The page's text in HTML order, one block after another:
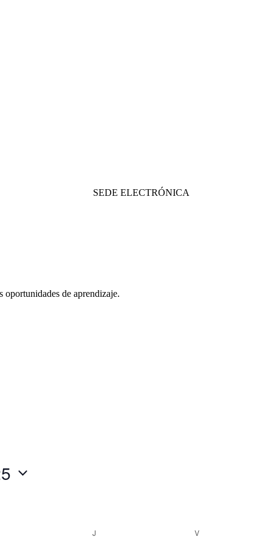
SEDE ELECTRÓNICA
de aprendizaje.
J VVIERNES